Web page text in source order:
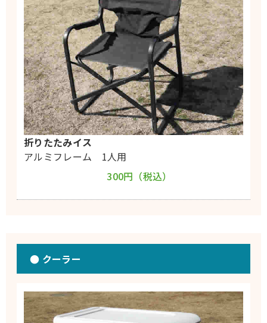
折りたたみイス
アルミフレーム 1人用
300円（税込）
● クーラー